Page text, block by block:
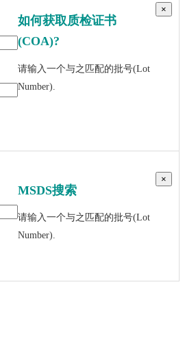
如何获取质检证书
(COA)?
请输入一个与之匹配的批号(Lot
Number).
×
MSDS搜索
请输入一个与之匹配的批号(Lot
Number).
×